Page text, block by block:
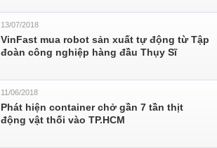
13/07/2018
VinFast mua robot sản xuất tự động từ Tập
đoàn công nghiệp hàng đầu Thụy Sĩ
11/06/2018
Phát hiện container chở gần 7 tần thịt
động vật thối vào TP.HCM